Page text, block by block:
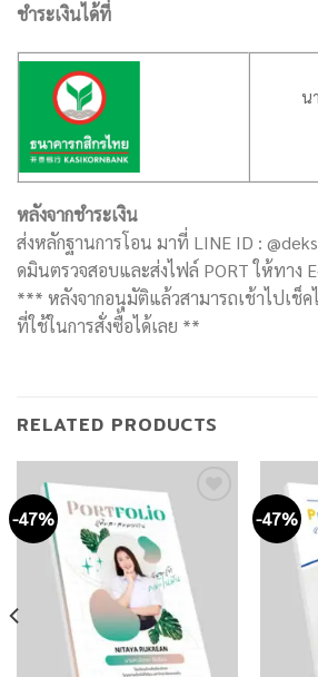
ชำระเงินได้ที่
น
หลังจากชำระเงิน
ส่งหลักฐานการโอน มาที่ LINE ID :
ดมินตรวจสอบและส่งไฟล์ PORT ให้ทาง
*** หลังจากอนุมัติแล้วสามารถเช้าไปเช็ค
ที่ใช้ในการสั่งซื้อได้เลย **
RELATED PRODUCTS
-47% -47%